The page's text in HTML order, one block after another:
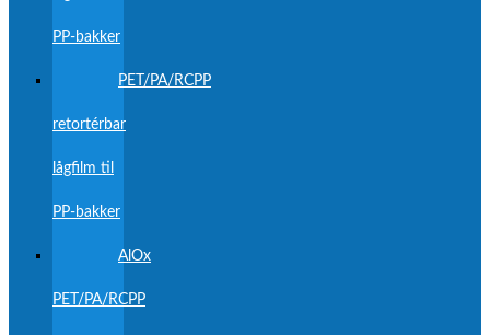
PP-bakker
PET/PA/RCPP
retortérbar
lågfilm til
PP-bakker
AlOx
PET/PA/RCPP